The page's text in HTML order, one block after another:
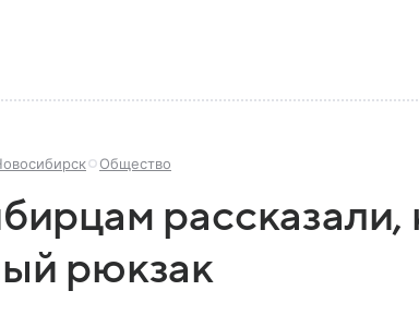
Общество
рассказали,
рюкзак